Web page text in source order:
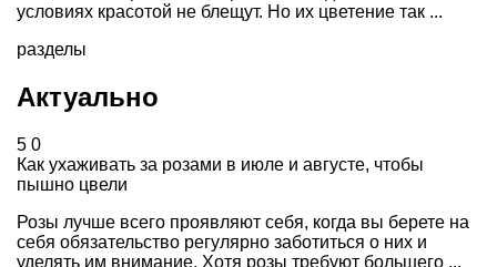
условиях красотой не блещут. Но их цветение так ...
разделы
Актуально
5 0
Как ухаживать за розами в июле и августе, чтобы
пышно цвели
Розы лучше всего проявляют себя, когда вы берете на
себя обязательство регулярно заботиться о них и
уделять им внимание. Хотя розы требуют большего ...